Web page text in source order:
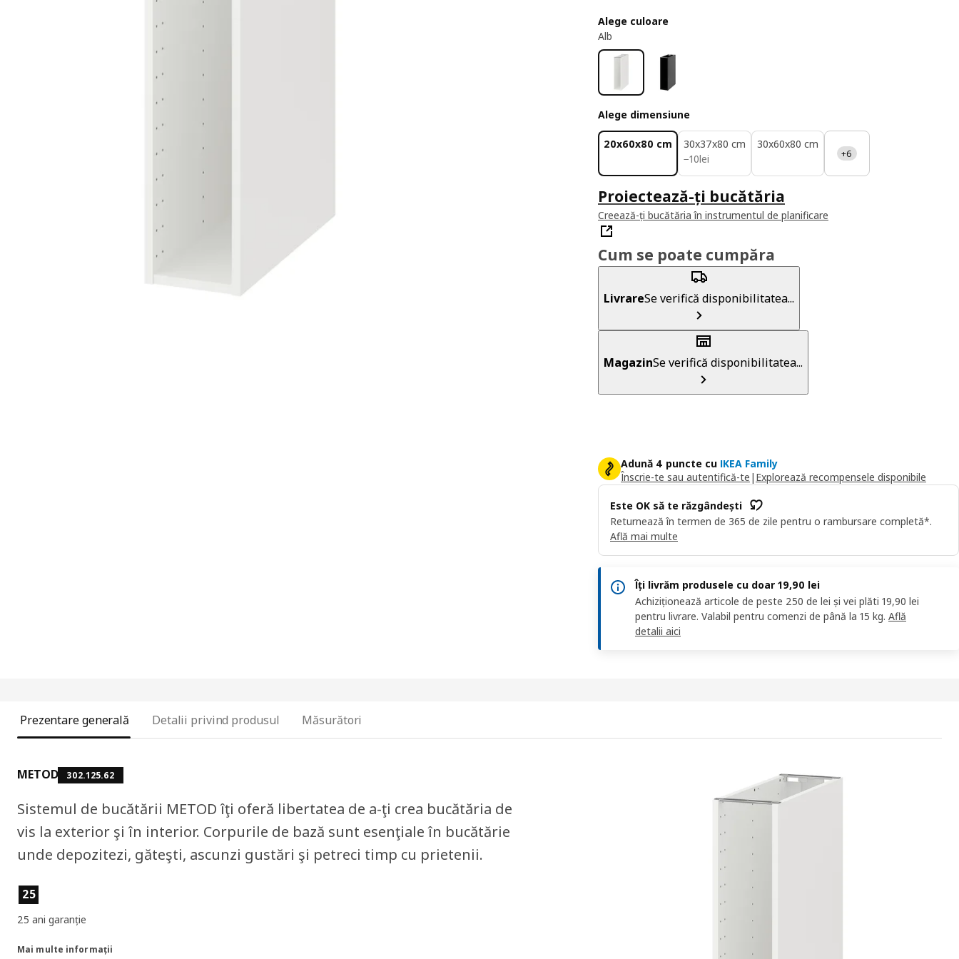
Image zoomed out, normal view
Alege culoare
Alb
Alege dimensiune
20x60x80 cm
30x37x80 cm
−10lei
10lei
30x60x80 cm
+6
Proiectează-ți bucătăria
Creează-ți bucătăria în instrumentul de planificare
Cum se poate cumpăra
LivrareSe verifică disponibilitatea...
MagazinSe verifică disponibilitatea...
Adună 4 puncte cu IKEA Family
Înscrie-te sau autentifică-te | Explorează recompensele disponibile
Este OK să te răzgândești
Returnează în termen de 365 de zile pentru o rambursare completă*.
Află mai multe
Îți livrăm produsele cu doar 19,90 lei
Achiziționează articole de peste 250 de lei și vei plăti 19,90 lei
pentru livrare. Valabil pentru comenzi de până la 15 kg. Află
detalii aici
Prezentare generală Detalii privind produsul Măsurători
METOD 302.125.62
Sistemul de bucătării METOD îţi oferă libertatea de a-ţi crea bucătăria de
vis la exterior şi în interior. Corpurile de bază sunt esenţiale în bucătărie
unde depozitezi, găteşti, ascunzi gustări şi petreci timp cu prietenii.
Caracteristicile produselor
25
25 ani garanție
Mai multe informații